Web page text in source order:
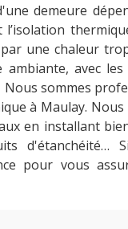
demeure
une chaleur
avec
sommes
à Maulay.
en installant
d'étanchéité…
pour vous